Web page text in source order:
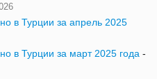
в Турции за апрель 2025
в Турции за март 2025 года -